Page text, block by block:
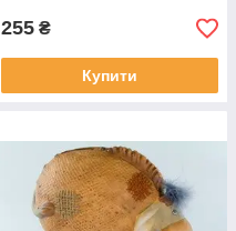
255 ₴
Купити